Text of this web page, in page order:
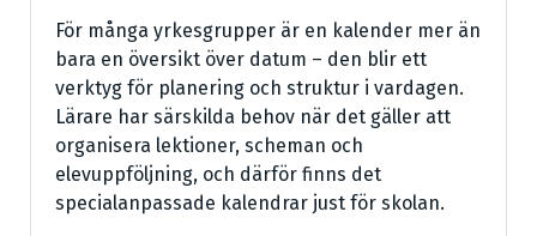
För många yrkesgrupper är en kalender mer än
bara en översikt över datum – den blir ett
verktyg för planering och struktur i vardagen.
Lärare har särskilda behov när det gäller att
organisera lektioner, scheman och
elevuppföljning, och därför finns det
specialanpassade kalendrar just för skolan.